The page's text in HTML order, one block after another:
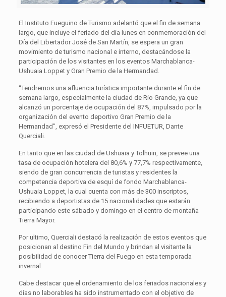
El Instituto Fueguino de Turismo adelantó que el fin de semana
largo, que incluye el feriado del día lunes en conmemoración del
Día del Libertador José de San Martín, se espera un gran
movimiento de turismo nacional e interno, destacándose la
participación de los visitantes en los eventos Marchablanca-
Ushuaia Loppet y Gran Premio de la Hermandad.
“Tendremos una afluencia turística importante durante el fin de
semana largo, especialmente la ciudad de Río Grande, ya que
alcanzó un porcentaje de ocupación del 87%, impulsado por la
organización del evento deportivo Gran Premio de la
Hermandad”, expresó el Presidente del INFUETUR, Dante
Querciali.
En tanto que en las ciudad de Ushuaia y Tolhuin, se prevee una
tasa de ocupación hotelera del 80,6% y 77,7% respectivamente,
siendo de gran concurrencia de turistas y residentes la
competencia deportiva de esquí de fondo Marchablanca-
Ushuaia Loppet, la cual cuenta con más de 300 inscriptos,
recibiendo a deportistas de 15 nacionalidades que estarán
participando este sábado y domingo en el centro de montaña
Tierra Mayor.
Por ultimo, Querciali destacó la realización de estos eventos que
posicionan al destino Fin del Mundo y brindan al visitante la
posibilidad de conocer Tierra del Fuego en esta temporada
invernal.
Cabe destacar que el ordenamiento de los feriados nacionales y
días no laborables ha sido instrumentado con el objetivo de